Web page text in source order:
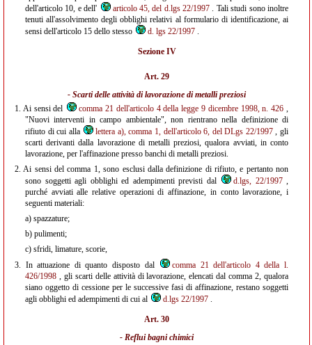
dell'articolo 10, e dell'
articolo 45, del d.lgs 22/1997 . Tali studi sono inoltre
tenuti all'assolvimento degli obblighi relativi al formulario di identificazione, ai
sensi dell'articolo 15 dello stesso
d. lgs 22/1997 .
Sezione IV
Art. 29
- Scarti delle attività di lavorazione di metalli preziosi
1. Ai sensi del comma 21 dell'articolo 4 della legge 9 dicembre 1998, n. 426 ,
"Nuovi interventi in campo ambientale", non rientrano nella definizione di
rifiuto di cui alla
lettera a), comma 1, dell'articolo 6, del DLgs 22/1997, gli
scarti derivanti dalla lavorazione di metalli preziosi, qualora avviati, in conto
lavorazione, per l'affinazione presso banchi di metalli preziosi.
2.Ai sensi del comma 1, sono esclusi dalla definizione di rifiuto, e pertanto non
sono soggetti agli obblighi ed adempimenti previsti dal
d.lgs, 22/1997,
purché avviati alle relative operazioni di affinazione, in conto lavorazione, i
seguenti materiali:
a) spazzature;
b) pulimenti;
c) sfridi, limature, scorie,
3. In attuazione di quanto disposto dal
comma 21 dell'articolo 4 della l.
426/1998 , gli scarti delle attività di lavorazione, elencati dal comma 2, qualora
siano oggetto di cessione per le successive fasi di affinazione, restano soggetti
agli obblighi ed adempimenti di cui al
d.lgs 22/1997 .
Art. 30
- Reflui bagni chimici